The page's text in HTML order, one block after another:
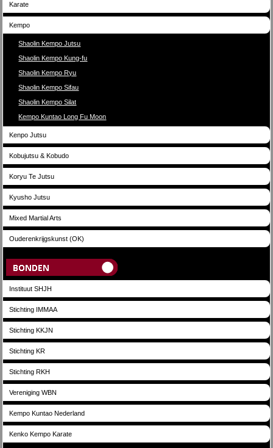
Karate
Kempo
Shaolin Kempo Jutsu
Shaolin Kempo Kung-fu
Shaolin Kempo Ryu
Shaolin Kempo Sifau
Shaolin Kempo Silat
Kempo Kuntao Long Fu Moon
Kenpo Jutsu
Kobujutsu & Kobudo
Koryu Te Jutsu
Kyusho Jutsu
Mixed Martial Arts
Ouderenkrijgskunst (OK)
Instituut SHJH
Stichting IMMAA
Stichting KKJN
Stichting KR
Stichting RKH
Vereniging WBN
Kempo Kuntao Nederland
Kenko Kempo Karate